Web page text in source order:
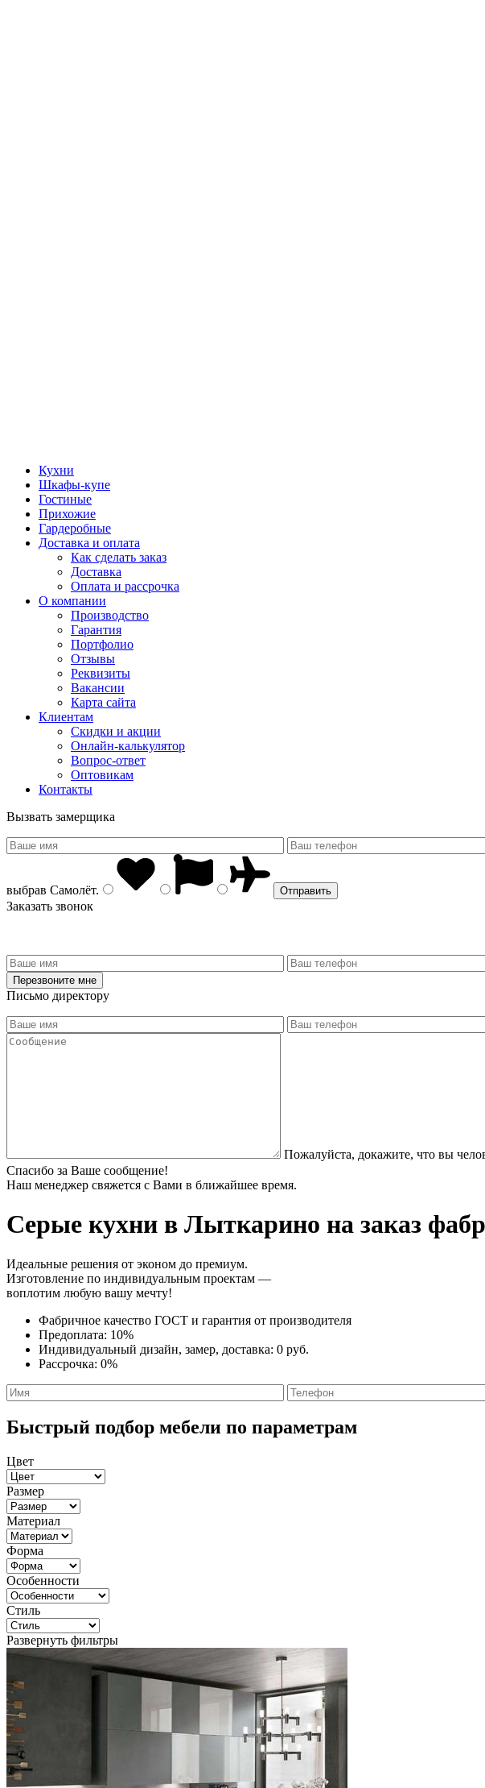
Кухни
Шкафы-купе
Гостиные
Прихожие
Гардеробные
Доставка и оплата
Как сделать заказ
Доставка
Оплата и рассрочка
О компании
Производство
Гарантия
Портфолио
Отзывы
Реквизиты
Вакансии
Карта сайта
Клиентам
Скидки и акции
Онлайн-калькулятор
Вопрос-ответ
Оптовикам
Контакты
Вызвать замерщика
выбрав Самолёт.
Заказать звонок
Письмо директору
Пожалуйста, докажите, что вы
Спасибо за Ваше сообщение!
Наш менеджер свяжется с Вами в ближайшее время.
Серые кухни в Лыткарино на заказ
Идеальные решения от эконом до премиум.
Изготовление по индивидуальным проектам —
воплотим любую вашу мечту!
Фабричное качество ГОСТ и гарантия от производителя
Предоплата: 10%
Индивидуальный дизайн, замер, доставка: 0 руб.
Рассрочка: 0%
Быстрый подбор мебели по параметрам
Цвет
Размер
Материал
Форма
Особенности
Стиль
Развернуть фильтры